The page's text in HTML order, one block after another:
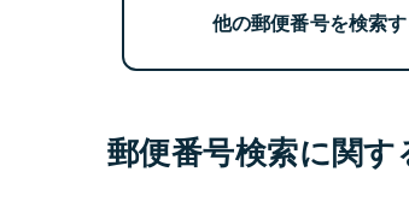
他の郵便番号を検索
郵便番号検索に関す